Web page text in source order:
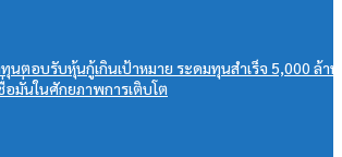
นตอบรับหุ้นกู้เกินเป้าหมาย ระดมทุนสำเร็จ 5,000 ล้าน
มั่นในศักยภาพการเติบโต